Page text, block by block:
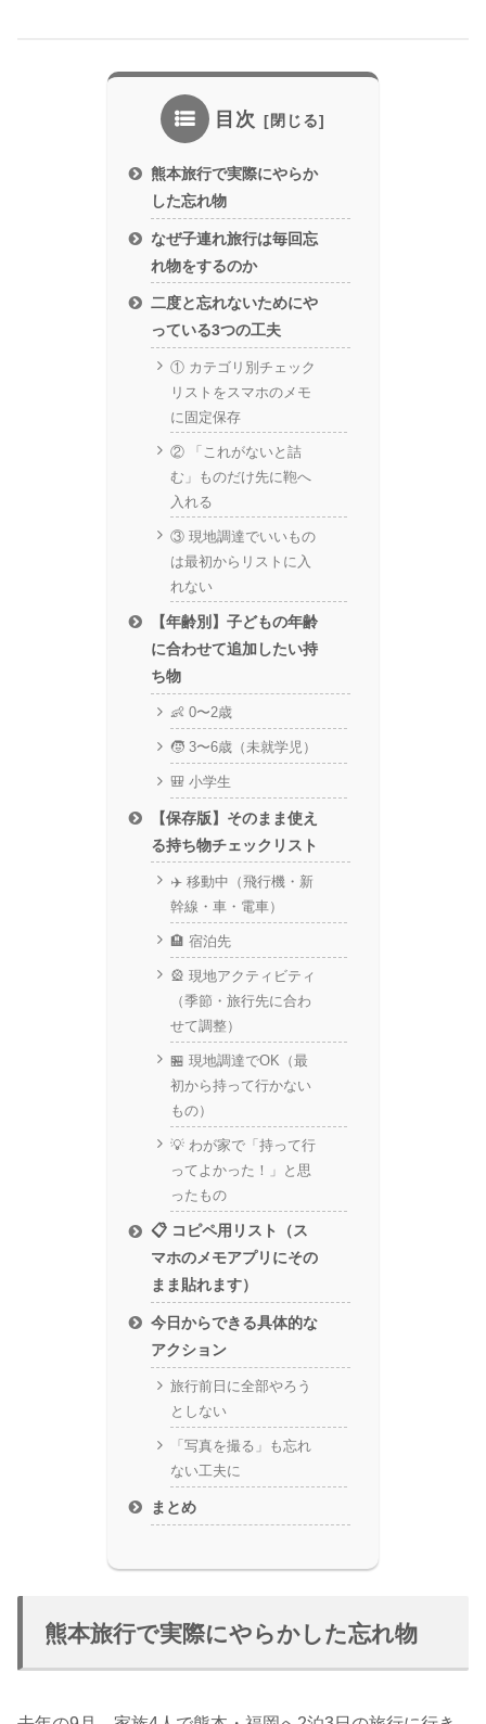
目次
熊本旅行で実際にやらか
した忘れ物
なぜ子連れ旅行は毎回忘
れ物をするのか
二度と忘れないためにや
っている3つの工夫
① カテゴリ別チェック
リストをスマホのメモ
に固定保存
② 「これがないと詰
む」ものだけ先に鞄へ
入れる
③ 現地調達でいいもの
は最初からリストに入
れない
【年齢別】子どもの年齢
に合わせて追加したい持
ち物
👶 0〜2歳
🧒 3〜6歳（未就学児）
🎒 小学生
【保存版】そのまま使え
る持ち物チェックリスト
✈️ 移動中（飛行機・新
幹線・車・電車）
🏨 宿泊先
🎡 現地アクティビティ
（季節・旅行先に合わ
せて調整）
🏪 現地調達でOK（最
初から持って行かない
もの）
💡 わが家で「持って行
ってよかった！」と思
ったもの
📋 コピペ用リスト（ス
マホのメモアプリにその
まま貼れます）
今日からできる具体的な
アクション
旅行前日に全部やろう
としない
「写真を撮る」も忘れ
ない工夫に
まとめ
熊本旅行で実際にやらかした忘れ物